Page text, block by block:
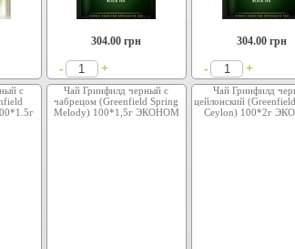
304.00 грн
- +
304.00грн
- +
с
Чай Гринфилд черный с
чабрецом (Greenfield Spring
Melody) 100*1,5г ЭКОНОМ
Чай Гринфилд
цейлонский
Ceylon) 100*2г